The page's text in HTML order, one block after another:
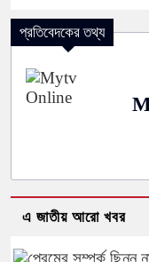
প্রতিবেদকের তথ্য
এ জাতীয় আরো খবর